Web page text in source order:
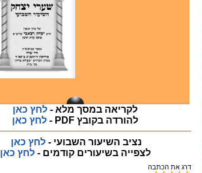
לקריאה במסך מלא - לחץ כאן
להורדה בקובץ PDF -
לחץ כאן
נציב השיעור השבועי - לחץ כאן
לצפייהבשיעורים קודמים -לחץ כאן
דרג את הכתבה